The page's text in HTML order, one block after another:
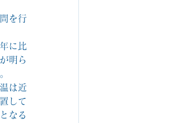
を行
に比
明ら
は近
して
なる